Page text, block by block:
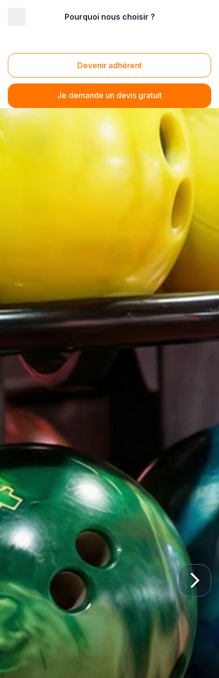
Pourquoi nous choisir ?
Devenir adhérent
Je demande un devis gratuit